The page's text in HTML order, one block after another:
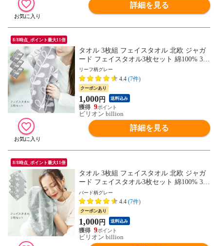
詳細を見る
8/8時点_ポイント最大11倍
タオル 3枚組 フェイスタオル 北欧 ジャガ
ード フェイスタオル3枚セット 綿100% 34×
84cm 【リーフ柄 グレー】
リーフ柄グレー
4.4 (7件)
クーポンあり
1,000円 送料込み
9
ビリオン billion
詳細を見る
8/8時点_ポイント最大11倍
タオル 3枚組 フェイスタオル 北欧 ジャガ
ード フェイスタオル3枚セット 綿100% 34×
84cm 【バード柄 グレー】
バード柄グレー
4.4 (7件)
クーポンあり
1,000円 送料込み
9
ビリオン billion